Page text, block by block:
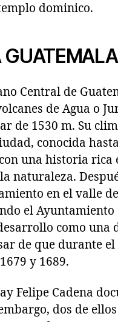
dominico.
Central de
de Agua o
de 1530 m. Su
conocida
una historia
naturaleza.
en el valle
el
como
de que durante
y 1689.
Felipe Cadena
dos de